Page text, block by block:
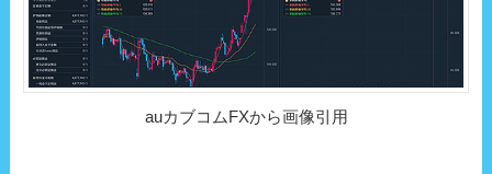
auカブコムFXから画像引用